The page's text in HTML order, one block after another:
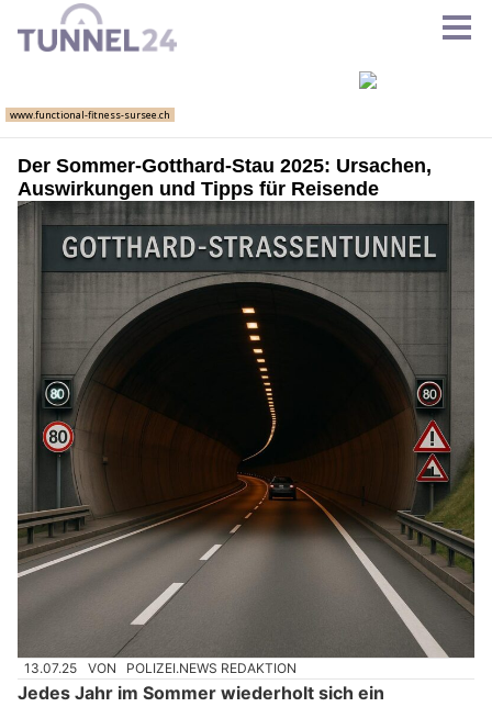
Der Sommer-Gotthard-Stau 2025: Ursachen,
Auswirkungen und Tipps für Reisende
13.07.25 VON POLIZEI.NEWS REDAKTION
Jedes Jahr im Sommer wiederholt sich ein